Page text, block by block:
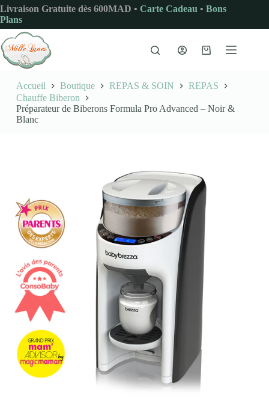
Passer
au
contenu
Livraison Gratuite dès 600MAD • Carte Cadeau • Bons
Plans
Panier
Accueil Boutique REPAS & SOIN
REPAS
Chauffe Biberon
Préparateur de Biberons Formula Pro Advanced – Noir &
Blanc